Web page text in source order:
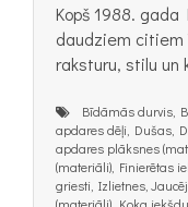
Kopš 1988.
daudziem
raksturu, stilu un
Bīdāmās durvis,
apdares dēļi, Dušas,
apdares plāksnes
(materiāli), Finierētas
griesti, Izlietnes,
(materiāli), Koka